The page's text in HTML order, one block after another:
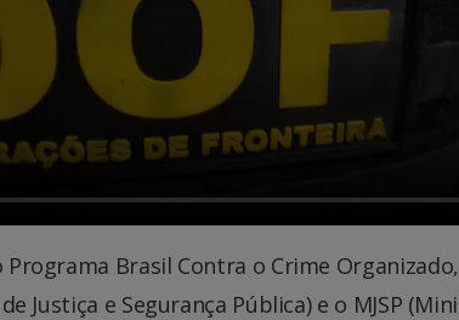
Brasil Contra o Crime
Justiça e Segurança Pública) e o MJSP